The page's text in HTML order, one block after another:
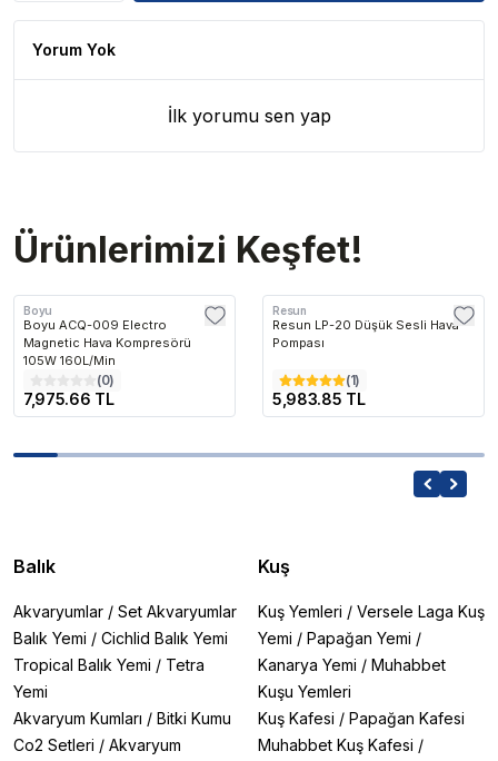
Yorum Yok
İlk yorumu sen yap
Ürünlerimizi Keşfet!
Boyu
Boyu ACQ-009 Electro
Magnetic Hava Kompresörü
105W 160L/Min
(0)
7,975.66 TL
Resun
Resun LP-20 Düşük Sesli Hava
Pompası
(1)
5,983.85 TL
Balık
Akvaryumlar / Set Akvaryumlar
Balık Yemi / Cichlid Balık Yemi
Tropical Balık Yemi / Tetra
Yemi
Akvaryum Kumları / Bitki Kumu
Co2 Setleri / Akvaryum
Kuş
Kuş Yemleri / Versele Laga Kuş
Yemi / Papağan Yemi /
Kanarya Yemi / Muhabbet
Kuşu Yemleri
Kuş Kafesi / Papağan Kafesi
Muhabbet Kuş Kafesi /